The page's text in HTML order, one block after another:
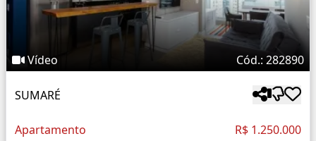
Vídeo Cód.: 282890
SUMARÉ
Apartamento R$ 1.250.000